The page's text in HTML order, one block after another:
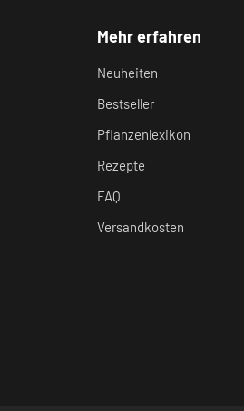
Mehr erfahren
Neuheiten
Bestseller
Pflanzenlexikon
Rezepte
FAQ
Versandkosten